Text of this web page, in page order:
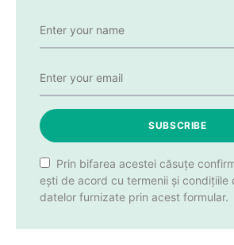
SUBSCRIBE
Prin bifarea acestei căsuțe
ești de acord cu termenii și condițiile
datelor furnizate prin acest formular.